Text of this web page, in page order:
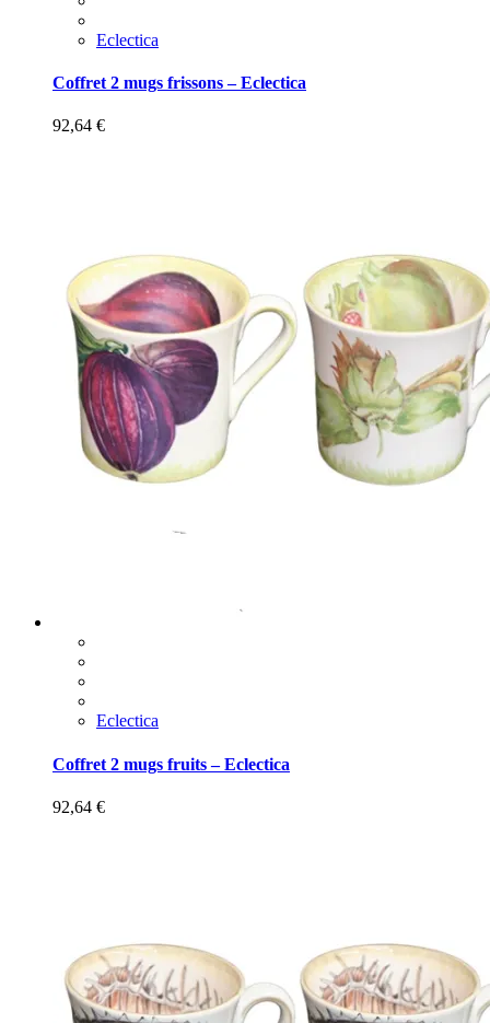
Eclectica
Coffret 2 mugs frissons – Eclectica
92,64 €
Eclectica
Coffret 2 mugs fruits – Eclectica
92,64 €